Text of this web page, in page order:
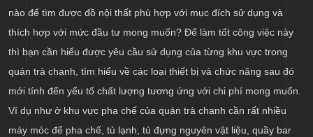
nào để tìm được đồ nội thất phù hợp với mục đích sử dụng và
thích hợp với mức đầu tư mong muốn? Để làm tốt công việc này
thì bạn cần hiểu được yêu cầu sử dụng của từng khu vực trong
quán trà chanh, tìm hiểu về các loại thiết bị và chức năng sau đó
mới tính đến yếu tố chất lượng tương ứng với chi phí mong muốn.
Ví dụ như ở khu vực pha chế của quán trà chanh cần rất nhiều
máy móc để pha chế, tủ lạnh, tủ đựng nguyên vật liệu, quầy bar